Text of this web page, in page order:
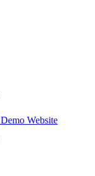
Demo Website